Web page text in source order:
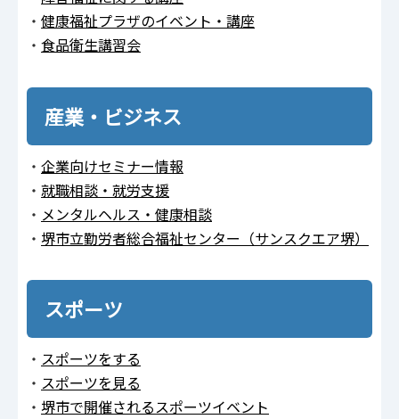
・ 健康福祉プラザのイベント・講座
・ 食品衛生講習会
産業・ビジネス
・ 企業向けセミナー情報
・ 就職相談・就労支援
・ メンタルヘルス・健康相談
・ 堺市立勤労者総合福祉センター（サンスクエア堺）
スポーツ
・ スポーツをする
・ スポーツを見る
・ 堺市で開催されるスポーツイベント